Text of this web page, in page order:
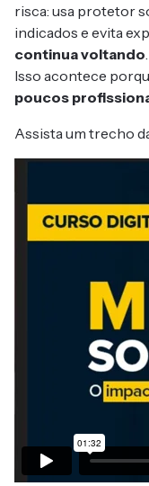
risca: usa protetor
indicados e evita
continua voltando
Isso acontece
poucos
Assista um trecho